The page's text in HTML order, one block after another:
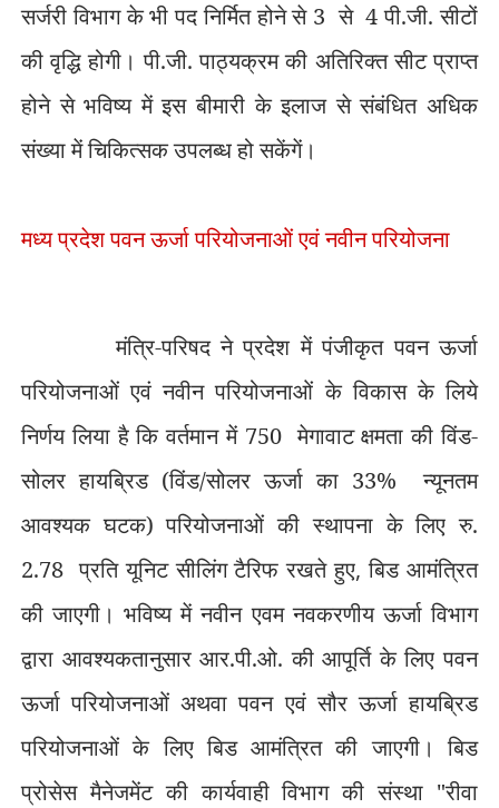
सर्जरी विभाग के भी पद निर्मित होने से 3 से 4 पी.जी. सीटों
की वृद्धि होगी। पी.जी. पाठ्यक्रम की अतिरिक्त सीट प्राप्त
होने से भविष्य में इस बीमारी के इलाज से संबंधित अधिक
संख्या में चिकित्सक उपलब्ध हो सकेंगें।
मध्य प्रदेश पवन ऊर्जा परियोजनाओं एवं नवीन परियोजना
मंत्रि-परिषद ने प्रदेश में पंजीकृत पवन ऊर्जा
परियोजनाओं एवं नवीन परियोजनाओं के विकास के लिये
निर्णय लिया है कि वर्तमान में 750 मेगावाट क्षमता की विंड-
सोलर हायब्रिड (विंड/सोलर ऊर्जा का 33%
न्यूनतम
आवश्यक घटक) परियोजनाओं की स्थापना के लिए रु.
2.78 प्रति यूनिट सीलिंग टैरिफ रखते हुए,बिड आमंत्रित
की जाएगी। भविष्य में नवीन एवम नवकरणीय ऊर्जा विभाग
द्वारा आवश्यकतानुसार आर.पी.ओ. की आपूर्ति के लिए पवन
ऊर्जा परियोजनाओं अथवा पवन एवं सौर ऊर्जा हायब्रिड
परियोजनाओं के लिए बिड आमंत्रित की जाएगी। बिड
प्रोसेस मैनेजमेंट की कार्यवाही विभाग की संस्था "रीवा